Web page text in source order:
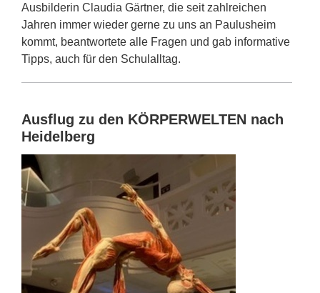
Ausbilderin Claudia Gärtner, die seit zahlreichen
Jahren immer wieder gerne zu uns an Paulusheim
kommt, beantwortete alle Fragen und gab informative
Tipps, auch für den Schulalltag.
Ausflug zu den KÖRPERWELTEN nach
Heidelberg